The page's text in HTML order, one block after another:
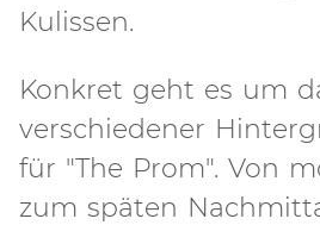
Kulissen.
Konkret geht es um
verschiedener
für "The Prom". Von
zum späten